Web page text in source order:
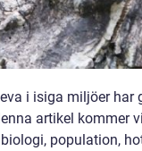
i isiga miljöer har
artikel kommer
population,